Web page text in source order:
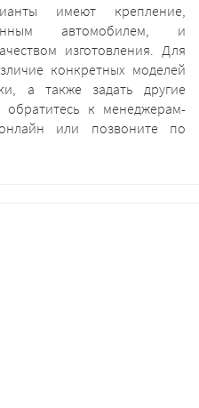
имеют крепление,
автомобилем, и
изготовления. Для
конкретных моделей
а также задать другие
к менеджерам-
или позвоните по